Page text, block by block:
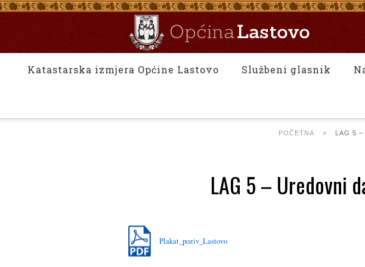
Katastarska izmjera Općine Lastovo Službeni glasnik
POČETNA » LAG 5 –
LAG 5 – Uredovni
Plakat_poziv_Lastovo